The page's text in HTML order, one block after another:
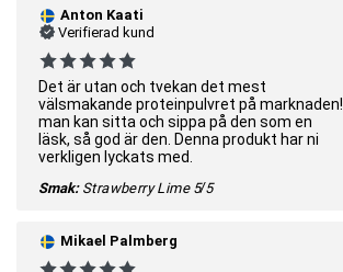
Anton Kaati
Verifierad kund
Det är utan och tvekan det mest
välsmakande proteinpulvret på marknaden!
man kan sitta och sippa på den som en
läsk, så god är den. Denna produkt har ni
verkligen lyckats med.
Smak: Strawberry Lime 5/5
Mikael Palmberg